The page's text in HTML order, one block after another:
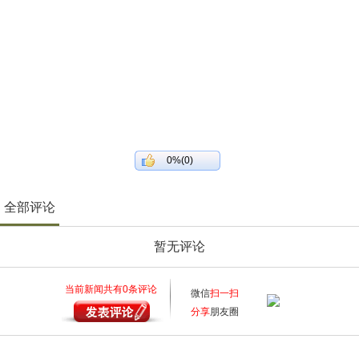
0%(0)
全部评论
暂无评论
当前新闻共有0条评论 微信扫一扫
分享朋友圈